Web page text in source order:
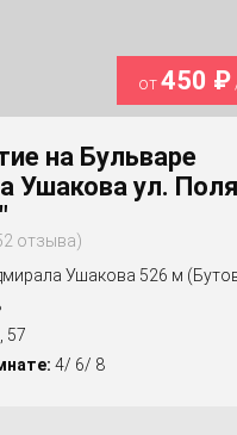
от450 ₽
на Бульваре
Ушакова ул.
отзыва
Ушакова 526 м
57
4/ 6/ 8